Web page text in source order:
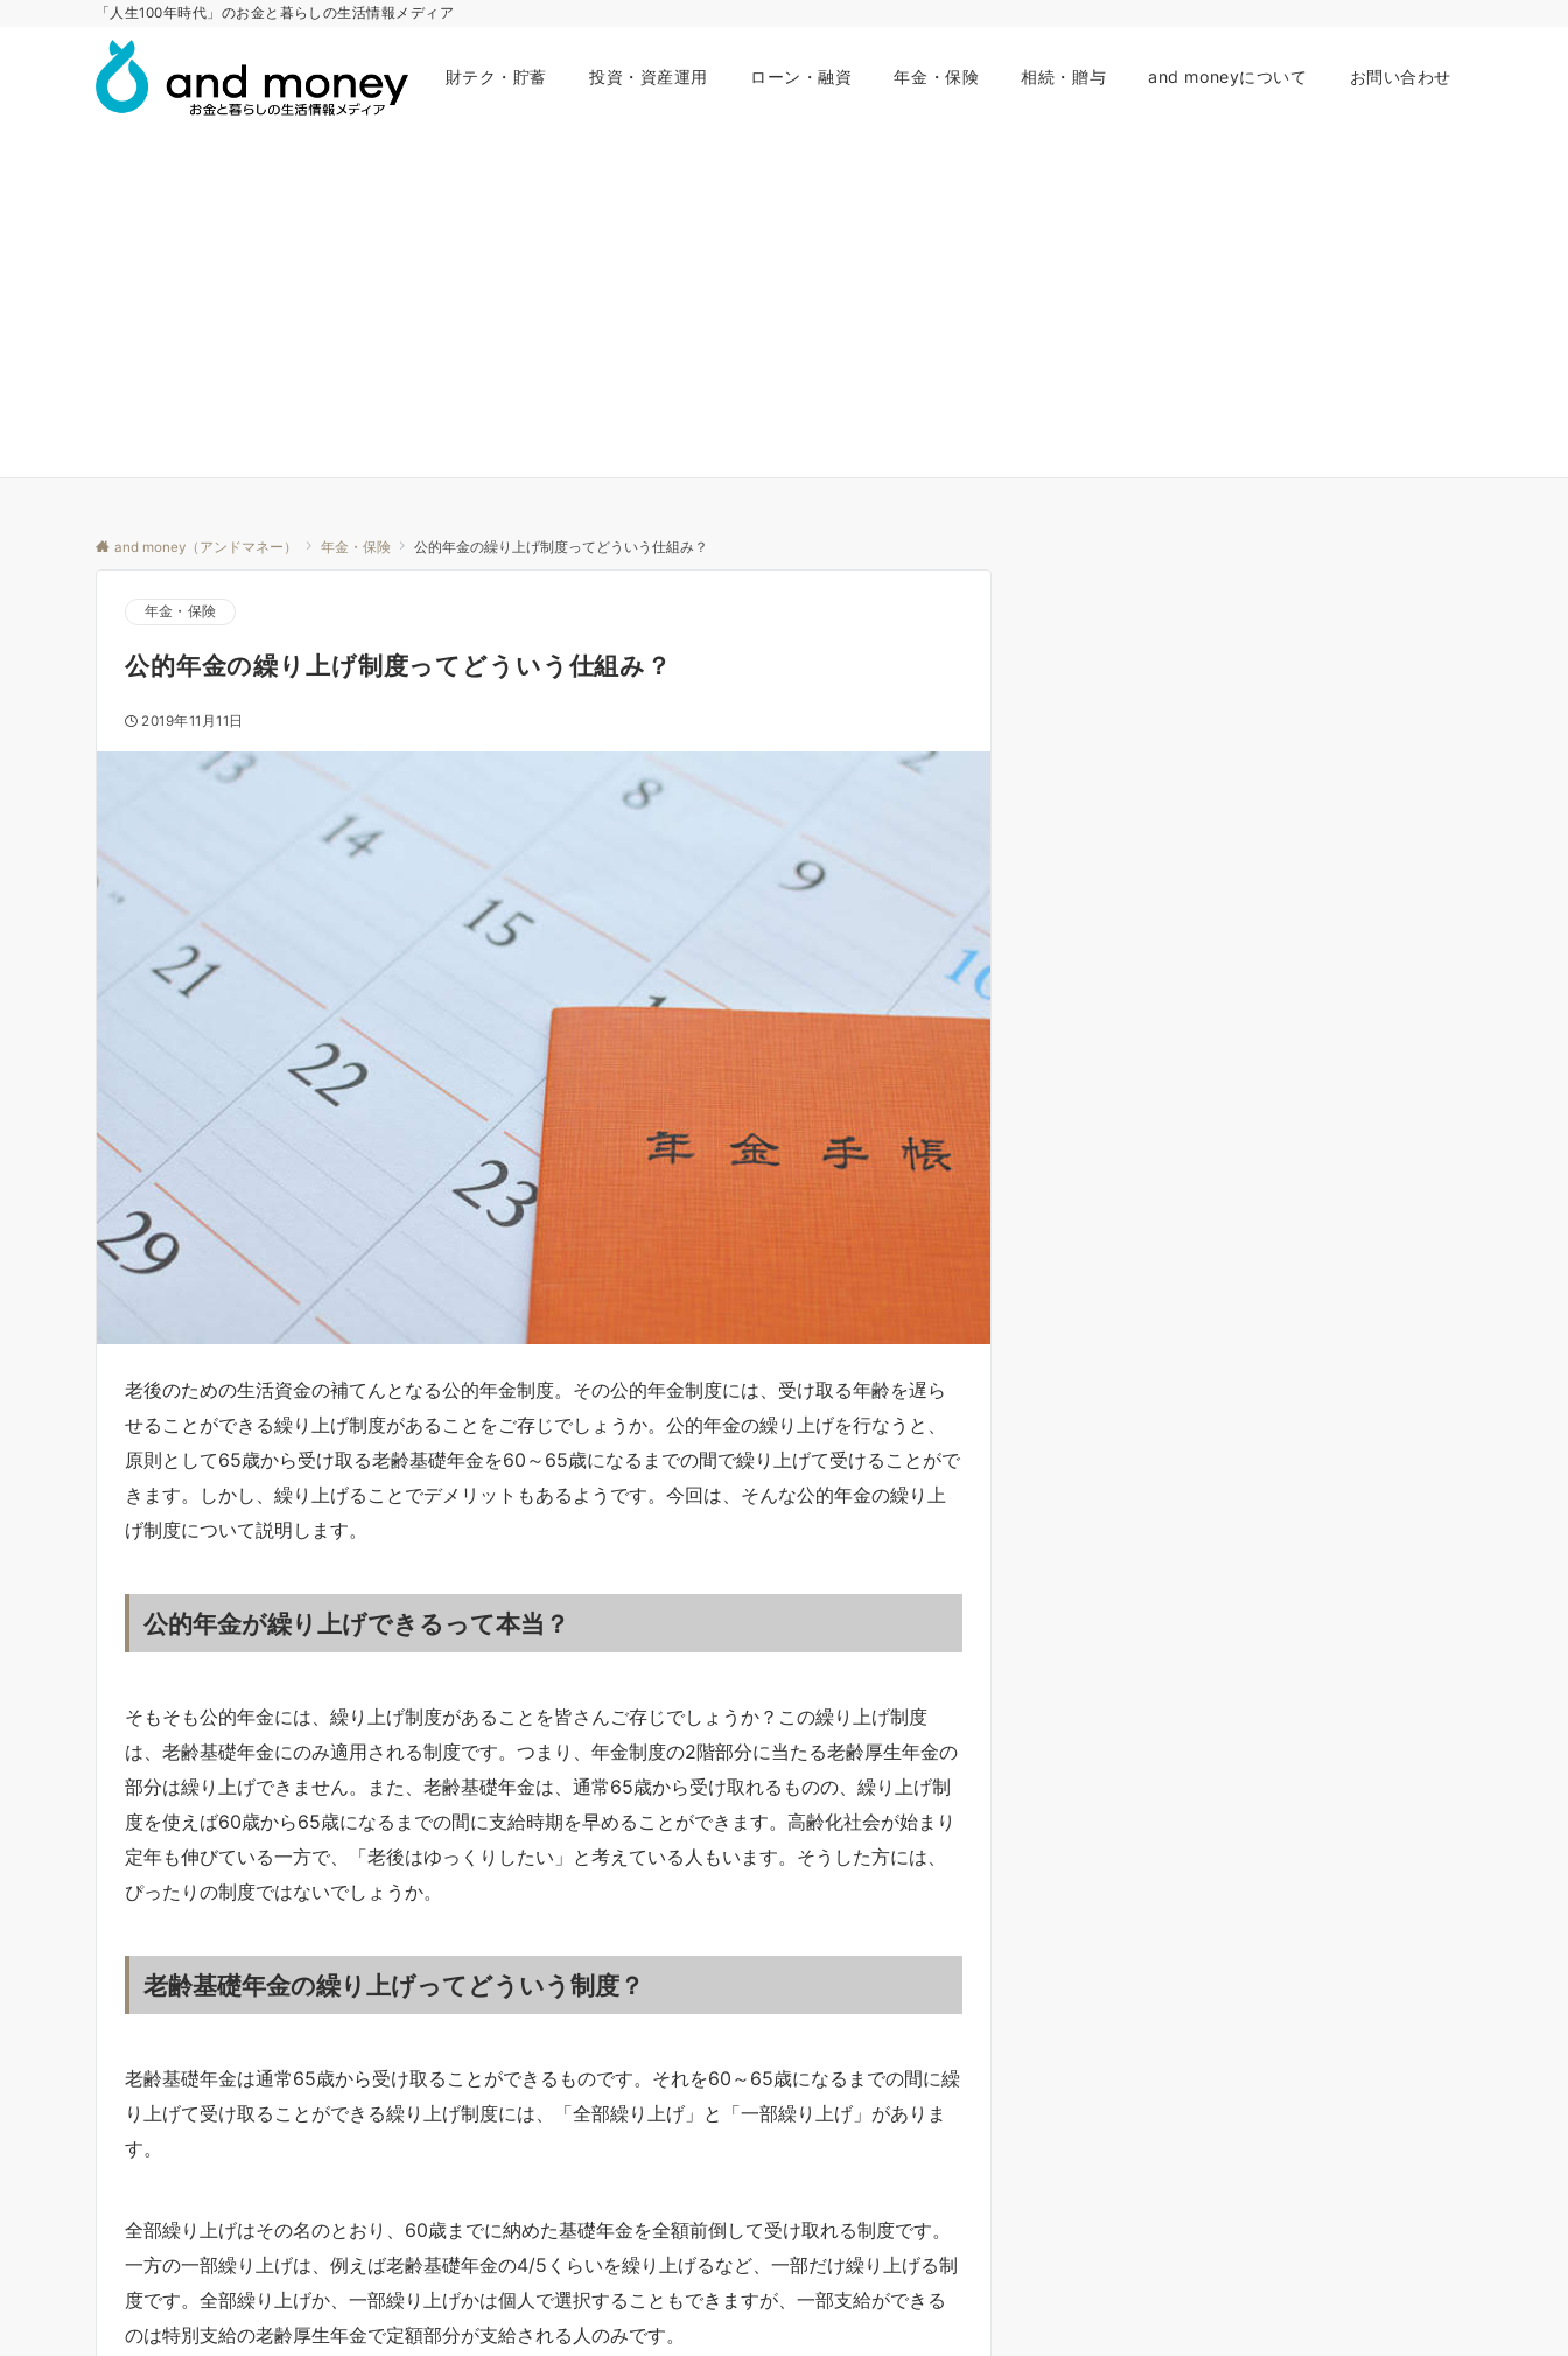
「人生100年時代」のお金と暮らしの生活情報メディア
財テク・貯蓄 投資・資産運用 ローン・融資 年金・保険 相続・贈与 and moneyについて お問い合わせ
and money（アンドマネー） 年金・保険 公的年金の繰り上げ制度ってどういう仕組み？
年金・保険
公的年金の繰り上げ制度ってどういう仕組み？
2019年11月11日
老後のための生活資金の補てんとなる公的年金制度。その公的年金制度には、受け取る年齢を遅ら
せることができる繰り上げ制度があることをご存じでしょうか。公的年金の繰り上げを行なうと、
原則として65歳から受け取る老齢基礎年金を60～65歳になるまでの間で繰り上げて受けることがで
きます。しかし、繰り上げることでデメリットもあるようです。今回は、そんな公的年金の繰り上
げ制度について説明します。
公的年金が繰り上げできるって本当？
そもそも公的年金には、繰り上げ制度があることを皆さんご存じでしょうか？この繰り上げ制度
は、老齢基礎年金にのみ適用される制度です。つまり、年金制度の2階部分に当たる老齢厚生年金の
部分は繰り上げできません。また、老齢基礎年金は、通常65歳から受け取れるものの、繰り上げ制
度を使えば60歳から65歳になるまでの間に支給時期を早めることができます。高齢化社会が始まり
定年も伸びている一方で、「老後はゆっくりしたい」と考えている人もいます。そうした方には、
ぴったりの制度ではないでしょうか。
老齢基礎年金の繰り上げってどういう制度？
老齢基礎年金は通常65歳から受け取ることができるものです。それを60～65歳になるまでの間に繰
り上げて受け取ることができる繰り上げ制度には、「全部繰り上げ」と「一部繰り上げ」がありま
す。
全部繰り上げはその名のとおり、60歳までに納めた基礎年金を全額前倒して受け取れる制度です。
一方の一部繰り上げは、例えば老齢基礎年金の4/5くらいを繰り上げるなど、一部だけ繰り上げる制
度です。全部繰り上げか、一部繰り上げかは個人で選択することもできますが、一部支給ができる
のは特別支給の老齢厚生年金で定額部分が支給される人のみです。